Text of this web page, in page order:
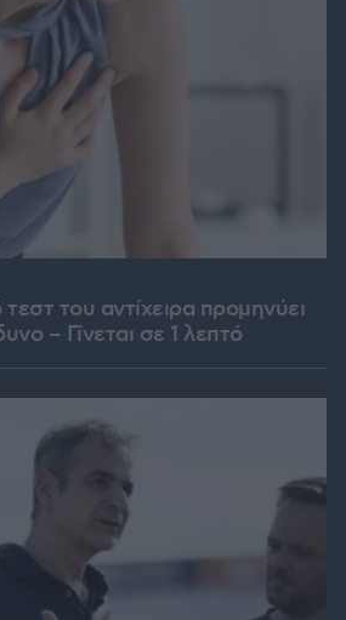
του αντίχειρα προμηνύει
– Γίνεται σε 1 λεπτό